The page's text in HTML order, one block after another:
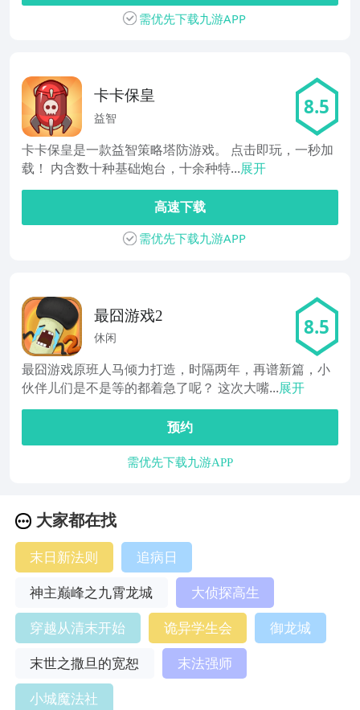
需优先下载九游APP
卡卡保皇
益智 8.5
卡卡保皇是一款益智策略塔防游戏。 点击即玩，一秒加
载！ 内含数十种基础炮台，十余种特...展开
高速下载
需优先下载九游APP
最囧游戏2
休闲 8.5
最囧游戏原班人马倾力打造，时隔两年，再谱新篇，小
伙伴儿们是不是等的都着急了呢？ 这次大嘴...展开
预约
需优先下载九游APP
大家都在找
末日新法则
追病日
神主巅峰之九霄龙城
大侦探高生
穿越从清末开始
诡异学生会
御龙城
末世之撒旦的宽恕
末法强师
小城魔法社